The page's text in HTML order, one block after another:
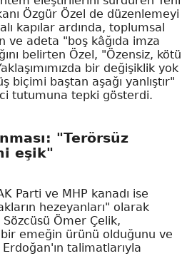
Özgür Özel de düzenlemeyi
kapılar ardında, toplumsal
ve adeta "boş kâğıda imza
belirten Özel, "Özensiz, kötü
bir değişiklik yok
biçimi baştan aşağı yanlıştır"
tutumuna tepki gösterdi.
"Terörsüz
eşik"
Parti ve MHP kanadı ise
hezeyanları" olarak
Ömer Çelik,
bir emeğin ürünü olduğunu ve
talimatlarıyla